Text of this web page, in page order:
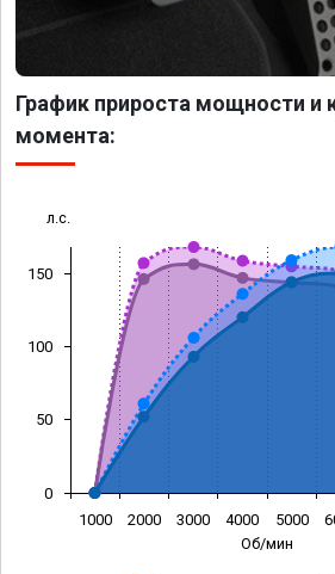
График прироста мощности и
момента:
Об/мин
л.с.
1000 2000 3000 4000 5000
0
50
100
150